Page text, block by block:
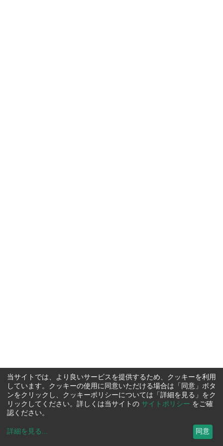
当サイトでは、より良いサービスを提供するため、クッキーを利用
しています。クッキーの使用に同意いただける場合は「同意」ボタ
ンをクリックし、クッキーポリシーについては「詳細を見る」をク
リックしてください。詳しくは当サイトの サイトポリシー をご確
認ください。
詳細を見る ... 同意